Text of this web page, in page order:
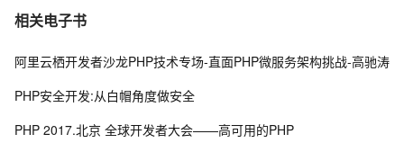
相关电子书
阿里云栖开发者沙龙PHP技术专场-直面PHP微服务架构挑战-高驰涛
PHP安全开发:从白帽角度做安全
PHP 2017.北京 全球开发者大会——高可用的PHP